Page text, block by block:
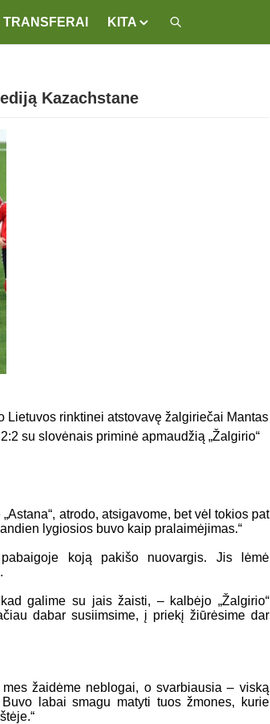
TRANSFERAI KITA
Kazachstane
Lietuvos rinktinei atstovavę žalgiriečai Mantas
su slovėnais priminė apmaudžią „Žalgirio“
atrodo, atsigavome, bet vėl tokios pat
lygiosios buvo kaip pralaimėjimas.“
koją pakišo nuovargis. Jis lėmė
galime su jais žaisti, – kalbėjo „Žalgirio“
dabar susiimsime, į priekį žiūrėsime dar
žaidėme neblogai, o svarbiausia – viską
labai smagu matyti tuos žmones, kurie